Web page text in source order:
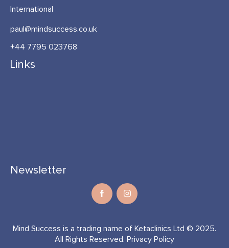
International
paul@mindsuccess.co.uk
+44 7795 023768
Links
Newsletter
Mind Success is a trading name of Ketaclinics Ltd © 2025.
All Rights Reserved. Privacy Policy